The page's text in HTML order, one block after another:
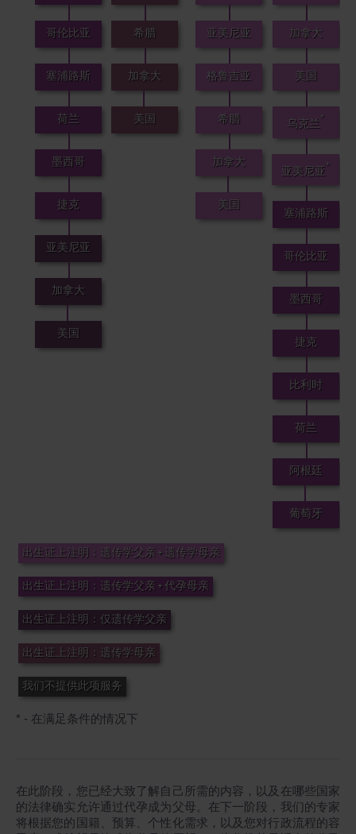
哥伦比亚
塞浦路斯
荷兰
墨西哥
捷克
亚美尼亚
加拿大
美国
希腊
加拿大
美国
亚美尼亚
格鲁吉亚
希腊
加拿大
美国
加拿大
美国
乌克兰*
亚美尼亚*
塞浦路斯
哥伦比亚
墨西哥
捷克
比利时
荷兰
阿根廷
葡萄牙
出生证上注明：遗传学父亲 + 遗传学母亲
出生证上注明：遗传学父亲 + 代孕母亲
出生证上注明：仅遗传学父亲
出生证上注明：遗传学母亲
我们不提供此项服务
* - 在满足条件的情况下
在此阶段，您已经大致了解自己所需的内容，以及在哪些国家
的法律确实允许通过代孕成为父母。在下一阶段，我们的专家
将根据您的国籍、预算、个性化需求，以及您对行政流程的容